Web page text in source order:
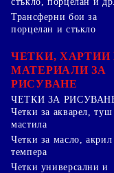
Трансферни бои за
порцелан и стъкло
ЧЕТКИ, ХАРТИИ
МАТЕРИАЛИ ЗА
РИСУВАНЕ
ЧЕТКИ ЗА
Четки за акварел, туш ,
мастила
Четки за масло, акрил
темпера
Четки универсални и